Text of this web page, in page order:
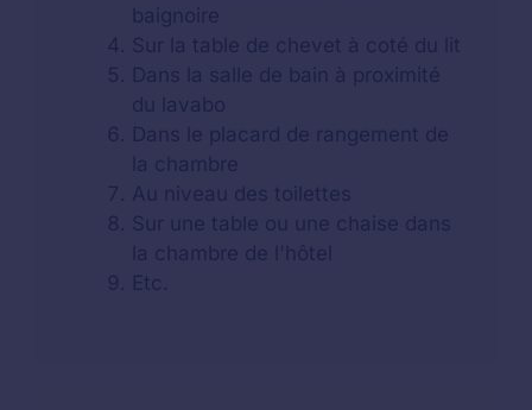
baignoire
Sur la table de chevet à coté du lit
Dans la salle de bain à proximité
du lavabo
Dans le placard de rangement de
la chambre
Au niveau des toilettes
Sur une table ou une chaise dans
la chambre de l'hôtel
Etc.